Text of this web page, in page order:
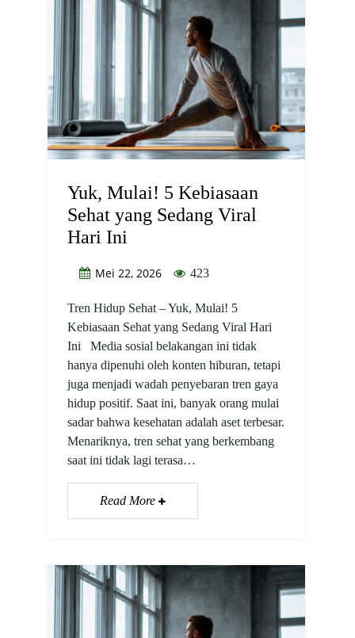
Yuk, Mulai! 5 Kebiasaan
Sehat yang Sedang Viral
Hari Ini
Mei 22, 2026 423
Tren Hidup Sehat – Yuk, Mulai! 5
Kebiasaan Sehat yang Sedang Viral Hari
Ini Media sosial belakangan ini tidak
hanya dipenuhi oleh konten hiburan, tetapi
juga menjadi wadah penyebaran tren gaya
hidup positif. Saat ini, banyak orang mulai
sadar bahwa kesehatan adalah aset terbesar.
Menariknya, tren sehat yang berkembang
saat ini tidak lagi terasa…
Read More